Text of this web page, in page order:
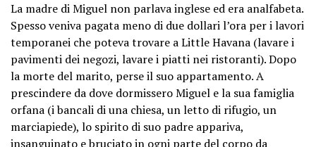
La madre di Miguel non parlava inglese ed era analfabeta.
Spesso veniva pagata meno di due dollari l’ora per i lavori
temporanei che poteva trovare a Little Havana (lavare i
pavimenti dei negozi, lavare i piatti nei ristoranti). Dopo
la morte del marito, perse il suo appartamento. A
prescindere da dove dormissero Miguel e la sua famiglia
orfana (i bancali di una chiesa, un letto di rifugio, un
marciapiede), lo spirito di suo padre appariva,
insanguinato e bruciato in ogni parte del corpo da